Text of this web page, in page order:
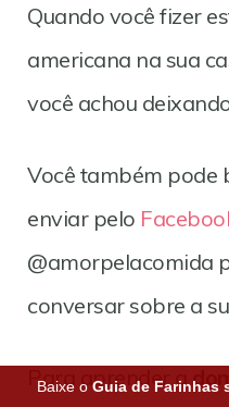
Quando você fizer
americana na sua
você achou
Você também pode
enviar pelo
@amorpelacomida
conversar sobre a
Para aprender a
Baixe o Guia de Farinhas